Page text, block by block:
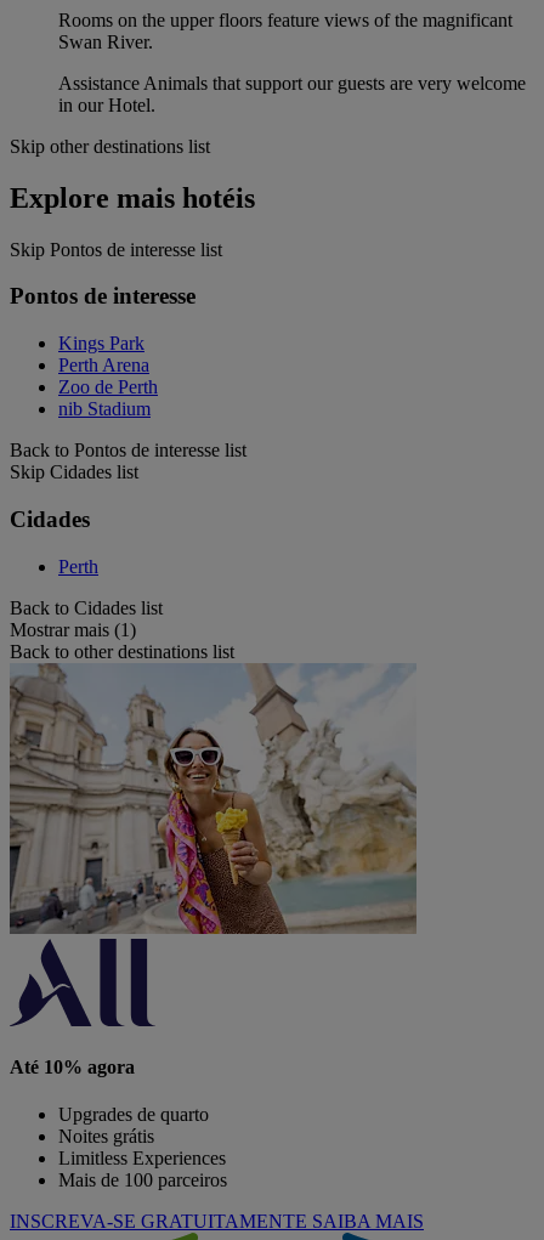
Rooms on the upper floors feature views of the magnificant
Swan River.
Assistance Animals that support our guests are very welcome
in our Hotel.
Skip other destinations list
Explore mais hotéis
Skip Pontos de interesse list
Pontos de interesse
Kings Park
Perth Arena
Zoo de Perth
nib Stadium
Back to Pontos de interesse list
Skip Cidades list
Cidades
Perth
Back to Cidades list
Mostrar mais (1)
Back to other destinations list
Até 10% agora
Upgrades de quarto
Noites grátis
Limitless Experiences
Mais de 100 parceiros
INSCREVA-SE GRATUITAMENTE SAIBA MAIS